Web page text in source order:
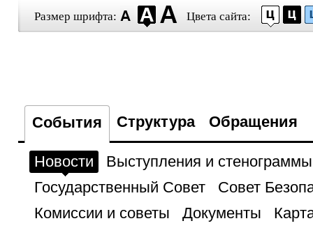
Размер шрифта: Цвета сайта:
События Структура Обращения
Новости
Выступления и стенограммы
Государственный Совет
Совет
Комиссии и советы
Документы